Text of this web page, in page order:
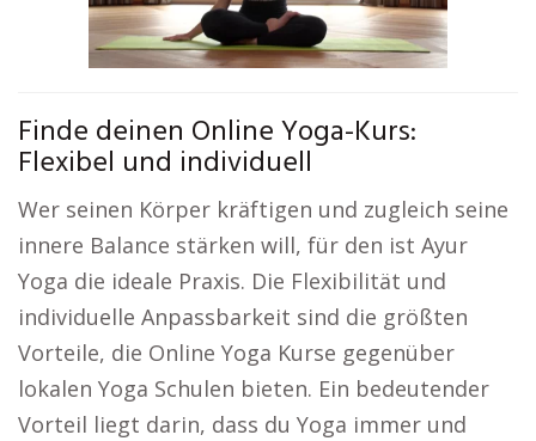
Finde deinen Online Yoga-Kurs:
Flexibel und individuell
Wer seinen Körper kräftigen und zugleich seine
innere Balance stärken will, für den ist Ayur
Yoga die ideale Praxis. Die Flexibilität und
individuelle Anpassbarkeit sind die größten
Vorteile, die Online Yoga Kurse gegenüber
lokalen Yoga Schulen bieten. Ein bedeutender
Vorteil liegt darin, dass du Yoga immer und